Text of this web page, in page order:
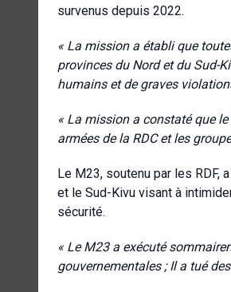
survenus depuis 2022.
« La mission a établi que
provinces du Nord et du Sud-
humains et de graves
« La mission a constaté que
armées de la RDC et les
Le M23, soutenu par les
et le Sud-Kivu visant à
sécurité.
« Le M23 a exécuté
gouvernementales ; Il a tué